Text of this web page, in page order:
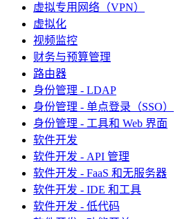
虚拟专用网络（VPN）
虚拟化
视频监控
财务与预算管理
路由器
身份管理 - LDAP
身份管理 - 单点登录（SSO）
身份管理 - 工具和 Web 界面
软件开发
软件开发 - API 管理
软件开发 - FaaS 和无服务器
软件开发 - IDE 和工具
软件开发 - 低代码